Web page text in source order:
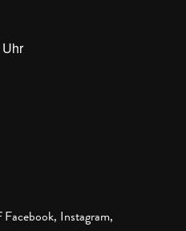
Facebook, Instagram,